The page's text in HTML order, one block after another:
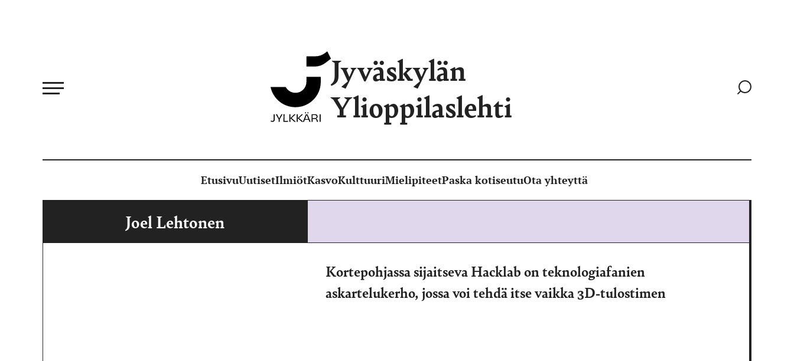
Jyväskylän
Ylioppilaslehti
Siirry
EtusivuUutisetIlmiötKasvoKulttuuriMielipiteetPaska kotiseutuOta yhteyttä
Joel Lehtonen
Kortepohjassa sijaitseva Hacklab on teknologiafanien
askartelukerho, jossa voi tehdä itse vaikka 3D-tulostimen